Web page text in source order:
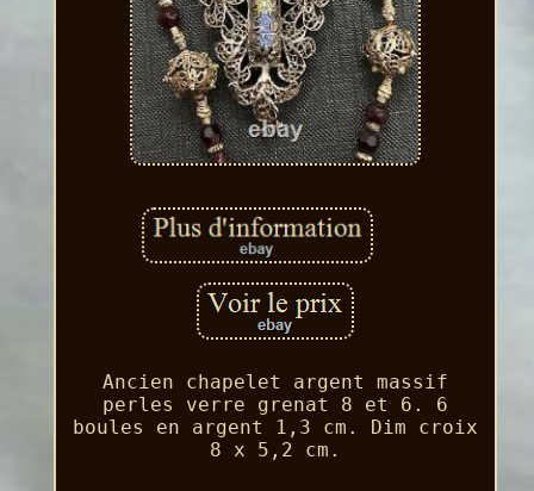
Ancien chapelet argent massif
perles verre grenat 8 et 6. 6
boules en argent 1,3 cm. Dim croix
8 x 5,2 cm.